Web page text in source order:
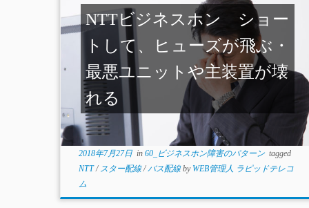
NTTビジネスホン ショー
トして、ヒューズが飛ぶ・
最悪ユニットや主装置が壊
れる
2018年7月27日in 60_ビジネスホン障害のパターン tagged
NTT/ スター配線/バス配線by WEB管理人 ラピッドテレコ
ム